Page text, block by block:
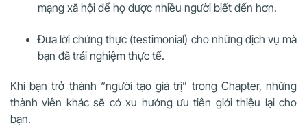
mạng xã hội để họ được nhiều người biết đến hơn.
Đưa lời chứng thực (testimonial) cho những dịch vụ mà
bạn đã trải nghiệm thực tế.
Khi bạn trở thành “người tạo giá trị” trong Chapter, những
thành viên khác sẽ có xu hướng ưu tiên giới thiệu lại cho
bạn.